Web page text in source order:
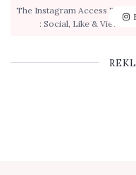
The Instagram Access
: Social, Like & View >